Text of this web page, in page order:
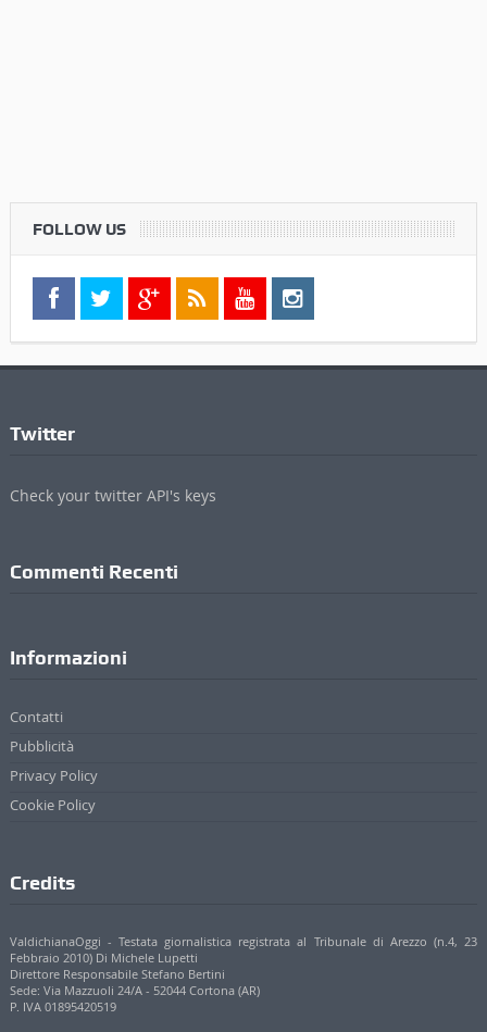
FOLLOW US
Twitter
Check your twitter API's keys
Commenti Recenti
Informazioni
Contatti
Pubblicità
Privacy Policy
Cookie Policy
Credits
ValdichianaOggi - Testata giornalistica registrata al Tribunale di Arezzo (n.4, 23
Febbraio 2010) Di Michele Lupetti
Direttore Responsabile Stefano Bertini
Sede: Via Mazzuoli 24/A - 52044 Cortona (AR)
P. IVA 01895420519